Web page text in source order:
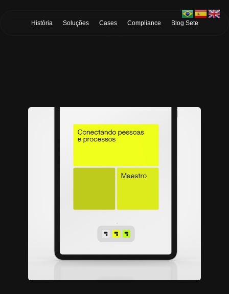
História Soluções Cases Compliance Blog Sete